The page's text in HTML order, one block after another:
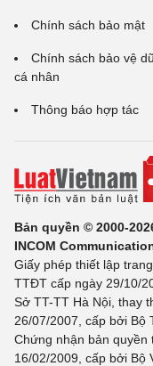
Chính sách bảo mật
Chính sách bảo vệ
cá nhân
Thông báo hợp tác
Bản quyền © 2000-
INCOM
Giấy phép thiết lập
TTĐT cấp ngày 29/10/
Sở TT-TT Hà Nội, thay
26/07/2007, cấp bởi Bộ
Chứng nhận bản quyền
16/02/2009, cấp bởi Bộ